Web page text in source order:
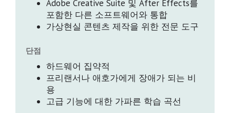
Adobe Creative Suite 및 After Effects를
포함한 다른 소프트웨어와 통합
가상현실 콘텐츠 제작을 위한 전문 도구
단점
하드웨어 집약적
프리랜서나 애호가에게 장애가 되는 비
용
고급 기능에 대한 가파른 학습 곡선